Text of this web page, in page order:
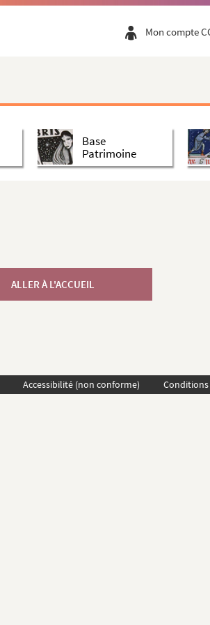
Mon compte
Base
Patrimoine
ALLER À L'ACCUEIL
Accessibilité (non conforme)